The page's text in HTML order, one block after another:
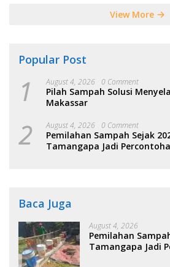
View More
Popular Post
1 August 4, 2026 0 Comment
Pilah Sampah Solusi
Makassar
2 August 4, 2026 0 Comment
Pemilahan Sampah Sejak
Tamangapa Jadi
Baca Juga
August 4, 2026
Pemilahan
Tamangapa Jadi